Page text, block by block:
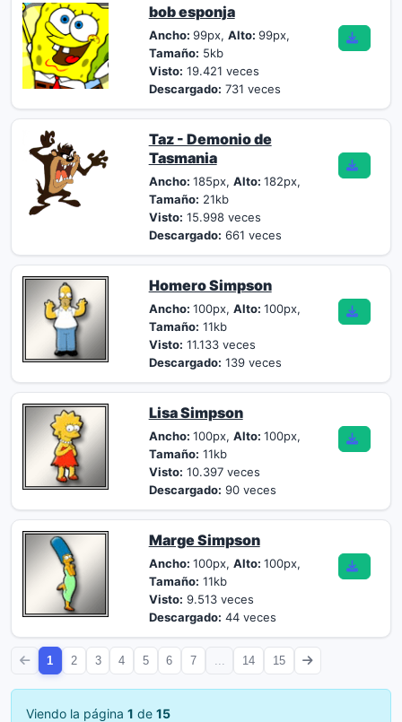
bob esponja
Ancho: 99px, Alto: 99px,
Tamaño: 5kb
Visto: 19.421 veces
Descargado: 731 veces
Taz - Demonio de
Tasmania
Ancho: 185px, Alto: 182px,
Tamaño: 21kb
Visto: 15.998 veces
Descargado: 661 veces
Homero Simpson
Ancho: 100px, Alto: 100px,
Tamaño: 11kb
Visto: 11.133 veces
Descargado: 139 veces
Lisa Simpson
Ancho: 100px, Alto: 100px,
Tamaño: 11kb
Visto: 10.397 veces
Descargado: 90 veces
Marge Simpson
Ancho: 100px, Alto: 100px,
Tamaño: 11kb
Visto: 9.513 veces
Descargado: 44 veces
1 2 3 4 5 6 7 14 15
Viendo la página 1 de 15